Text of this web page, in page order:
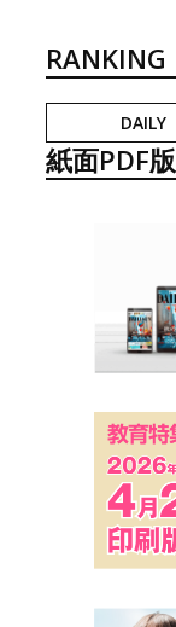
RANKING
DAILY
紙面PDF版